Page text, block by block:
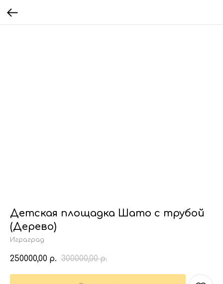
Детская площадка Шато с трубой
(Дерево)
Играград
250000,00 р. 300000,00 р.